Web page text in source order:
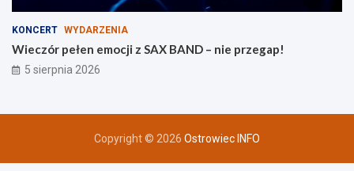
KONCERT WYDARZENIA
Wieczór pełen emocji z SAX BAND – nie przegap!
5 sierpnia 2026
Copyright © 2026 Ostrowiec INFO